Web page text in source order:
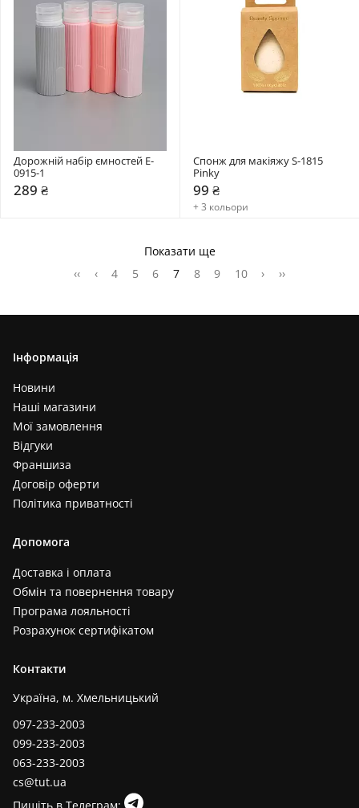
Дорожній набір ємностей E-
0915-1
289 ₴
Спонж для макіяжу S-1815
Pinky
99 ₴
+ 3 кольори
Показати ще
‹‹
‹ 4 5 6 7 8 9 10 › ››
Інформація
Новини
Наші магазини
Мої замовлення
Відгуки
Франшиза
Договір оферти
Політика приватності
Допомога
Доставка і оплата
Обмін та повернення товару
Програма лояльності
Розрахунок сертифікатом
Контакти
Україна, м. Хмельницький
097-233-2003
099-233-2003
063-233-2003
cs@tut.ua